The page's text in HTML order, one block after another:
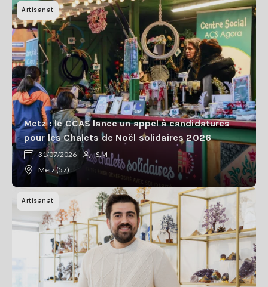
Artisanat
Metz : le CCAS lance un appel à candidatures
pour les Chalets de Noël solidaires 2026
31/07/2026
S.M
Metz (57)
Artisanat